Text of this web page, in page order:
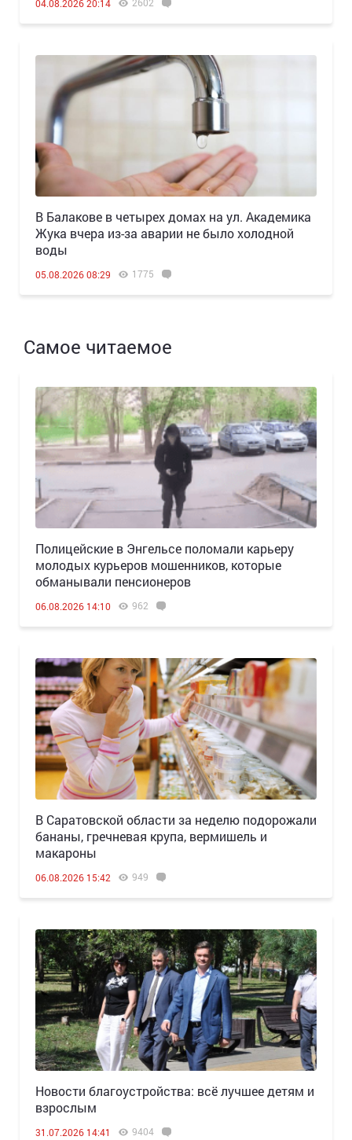
04.08.2026 20:14 2602
В Балакове в четырех домах на ул. Академика
Жука вчера из-за аварии не было холодной
воды
05.08.2026 08:29 1775
Самое читаемое
Полицейские в Энгельсе поломали карьеру
молодых курьеров мошенников, которые
обманывали пенсионеров
06.08.2026 14:10 962
В Саратовской области за неделю подорожали
бананы, гречневая крупа, вермишель и
макароны
06.08.2026 15:42 949
Новости благоустройства: всё лучшее детям и
взрослым
31.07.2026 14:41 9404